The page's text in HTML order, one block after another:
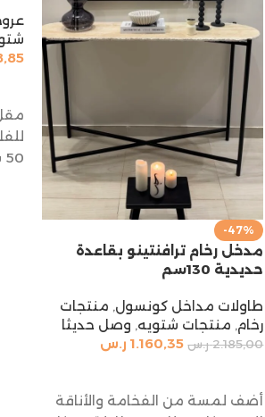
-47%
مدخل رخام ترافنتينو بقاعدة
حديدية 130سم
طاولات مداخل كونسول, منتجات
رخام, منتجات شتويه, وصل حديثا
2.185,00 ر.س 1.160,35 ر.س
أضف لمسة من الفخامة والأناقة
50 سم القطر 60